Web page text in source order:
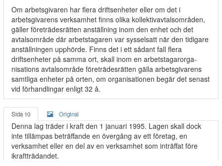
Om arbetsgivaren har flera driftsenheter eller om det i
arbetsgivarens verksamhet finns olika kollektivavtalsområden,
gäller företrädesrätten anställning inom den enhet och det
avtalsområde där arbetstagaren var sysselsatt när den tidigare
anställningen upphörde. Finns det i ett sådant fall flera
driftsenheter på samma ort, skall inom en arbetstagarorga-
nisations avtalsområde företrädesrätten gälla arbetsgivarens
samtliga enheter på orten, om organisationen begär det senast
vid förhandlingar enligt 32 å.
Sida 10 Original
Denna lag träder i kraft den 1 januari 1995. Lagen skall dock
inte tillämpas beträffande en övergång av ett företag, en
verksamhet eller en del av en verksamhet som inträffat före
ikraftträdandet.